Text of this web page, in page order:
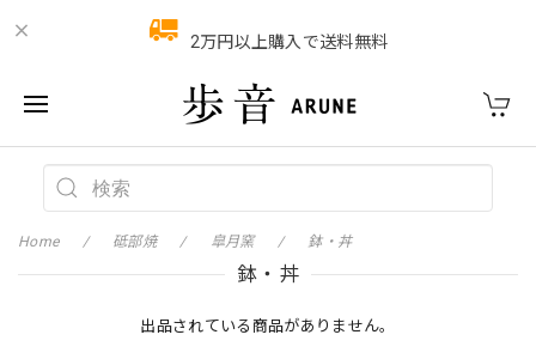
2万円以上購入で送料無料
Home 砥部焼 皐月窯 鉢・丼
鉢・丼
出品されている商品がありません。